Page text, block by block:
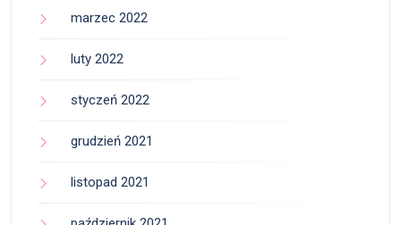
marzec 2022
luty 2022
styczeń 2022
grudzień 2021
listopad 2021